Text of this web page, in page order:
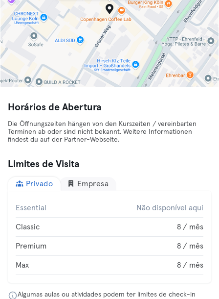
Horários de Abertura
Die Öffnungszeiten hängen von den Kurszeiten / vereinbarten
Terminen ab oder sind nicht bekannt. Weitere Informationen
findest du auf der Partner-Webseite.
Limites de Visita
Privado Empresa
Essential Não disponível aqui
Classic 8 / mês
Premium 8 / mês
Max 8 / mês
Algumas aulas ou atividades podem ter limites de check-in